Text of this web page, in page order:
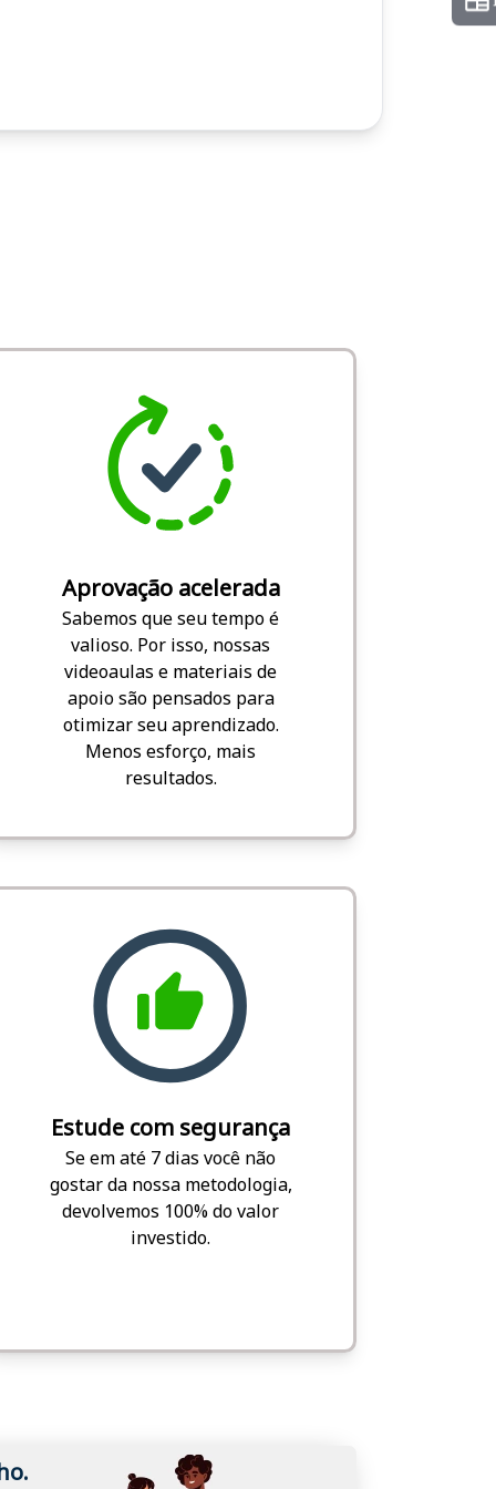
Aprovação acelerada
Sabemos que seu tempo é
valioso. Por isso, nossas
videoaulas e materiais de
apoio são pensados para
otimizar seu aprendizado.
Menos esforço, mais
resultados.
Estude com segurança
Se em até 7 dias você não
gostar da nossa metodologia,
devolvemos 100% do valor
investido.